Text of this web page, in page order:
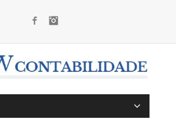
Facebook